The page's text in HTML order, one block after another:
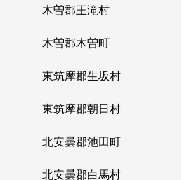
木曽郡王滝村
木曽郡木曽町
東筑摩郡生坂村
東筑摩郡朝日村
北安曇郡池田町
北安曇郡白馬村